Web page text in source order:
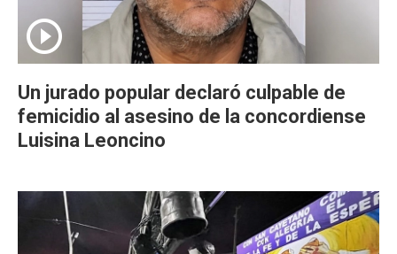
Un jurado popular declaró culpable de
femicidio al asesino de la concordiense
Luisina Leoncino